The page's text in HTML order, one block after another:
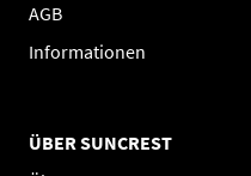
AGB
Informationen
ÜBER SUNCREST